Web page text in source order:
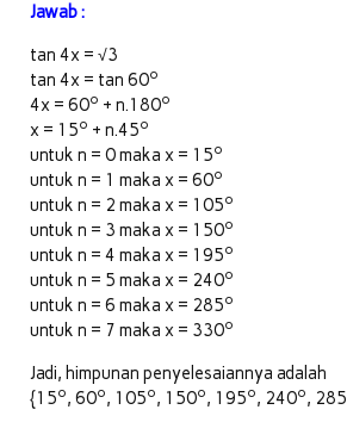
Jawab :
tan 4x = √3
tan 4x = tan 60o
4x = 60o + n.180o
x = 15o + n.45o
untuk n = 0 maka x = 15o
untuk n = 1 maka x = 60o
untuk n = 2 maka x = 105o
untuk n = 3 maka x = 150o
untuk n = 4 maka x = 195o
untuk n = 5 maka x = 240o
untuk n = 6 maka x = 285o
untuk n = 7 maka x = 330o
Jadi, himpunan penyelesaiannya adalah
{15o, 60o, 105o, 150o, 195o, 240o, 285